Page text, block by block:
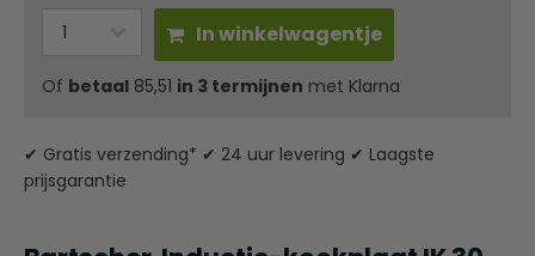
In winkelwagentje
Of betaal 85,51 in 3 termijnen met Klarna
✔ Gratis verzending* ✔ 24 uur levering ✔ Laagste
prijsgarantie